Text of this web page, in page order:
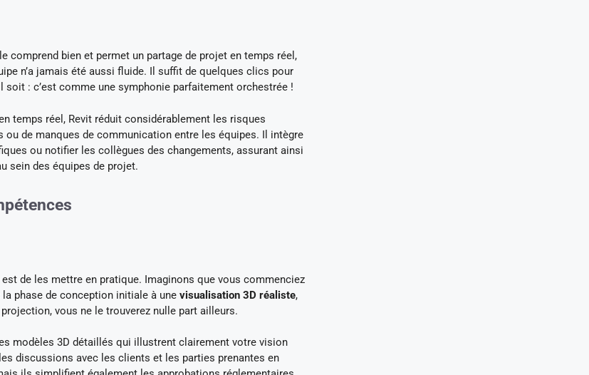
bien et permet un partage de projet en temps réel,
n’a jamais été aussi fluide. Il suffit de quelques clics pour
: c’est comme une symphonie parfaitement orchestrée !
temps réel, Revit réduit considérablement les risques
de manques de communication entre les équipes. Il intègre
ou notifier les collègues des changements, assurant ainsi
sein des équipes de projet.
de les mettre en pratique. Imaginons que vous commenciez
phase de conception initiale à une visualisation 3D réaliste,
vous ne le trouverez nulle part ailleurs.
modèles 3D détaillés qui illustrent clairement votre vision
discussions avec les clients et les parties prenantes en